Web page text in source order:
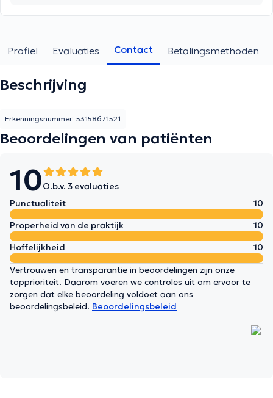
Profiel Evaluaties Contact Betalingsmethoden
Beschrijving
Erkenningsnummer: 53158671521
Beoordelingen van patiënten
10O.b.v. 3 evaluaties
Punctualiteit
10
Properheid van de praktijk
10
Hoffelijkheid
10
Vertrouwen en transparantie in beoordelingen zijn onze
topprioriteit. Daarom voeren we controles uit om ervoor te
zorgen dat elke beoordeling voldoet aan ons
beoordelingsbeleid. Beoordelingsbeleid